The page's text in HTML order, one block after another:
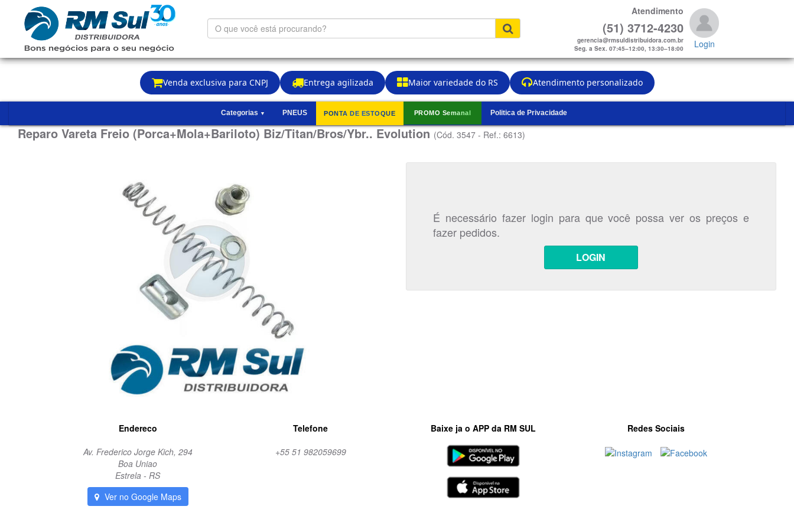
Venda exclusiva para CNPJ Entrega agilizada Maior variedade do RS Atendimento personalizado
O
que
está
procurando?
Atendimento
(51) 3712-4230
gerencia@rmsuldistribuidora.com.br
Seg. a Sex. 07:45–12:00, 13:30–18:00
Login
Categorias ▼ PNEUS PONTA DE ESTOQUE PROMO Semanal Politica de Privacidade
Reparo Vareta Freio (Porca+Mola+Bariloto) Biz/Titan/Bros/Ybr.. Evolution(Cód. 3547 - Ref.: 6613)
É necessário fazer login para que você possa ver os preços e
fazer pedidos.
LOGIN
Endereco
Av. Frederico Jorge Kich, 294
Boa Uniao
Estrela - RS
Ver no Google Maps
Telefone
+55 51 982059699
Baixe ja o APP da RM SUL Redes Sociais